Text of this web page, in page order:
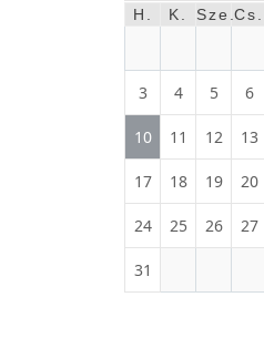
H.
K. Sze.Cs.
3 4 5 6
10 11 12 13
17 18 19 20
24 25 26 27
31